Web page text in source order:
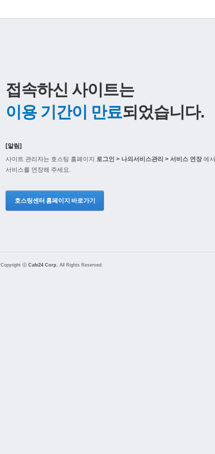
접속하신 사이트는
이용 기간이 만료되었습니다.
[알림]
사이트 관리자는 호스팅 홈페이지 로그인 > 나의서비스관리 > 서비스 연장에서
서비스를 연장해 주세요.
호스팅센터 홈페이지 바로가기
Copyright ⓒ Cafe24 Corp. All Rights Reserved.